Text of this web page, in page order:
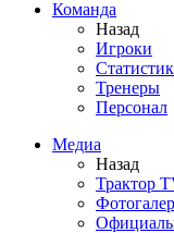
Команда
Назад
Игроки
Тренеры
Персонал
Медиа
Назад
Трактор